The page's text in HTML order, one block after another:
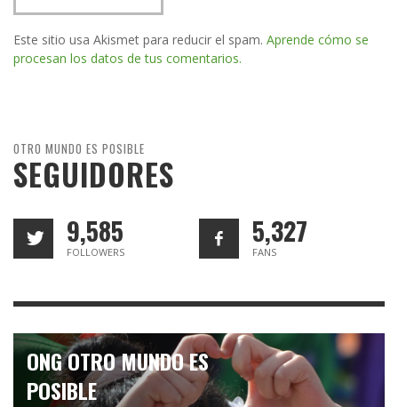
Este sitio usa Akismet para reducir el spam. Aprende cómo se
procesan los datos de tus comentarios.
OTRO MUNDO ES POSIBLE
SEGUIDORES
9,585
FOLLOWERS
5,327
FANS
ONG OTRO MUNDO ES
POSIBLE